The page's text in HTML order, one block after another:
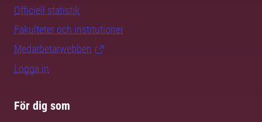
Officiell statistik
Fakulteter och institutioner
Medarbetarwebben
Logga in
För dig som